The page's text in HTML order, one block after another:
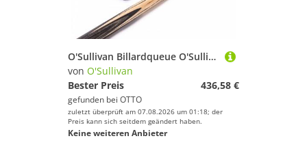
O'Sullivan Billardqueue O'Sullivan Jubilee Snooker Queue inkl. Koffer und Ext., Es liegen keine besonderen Merkmale vor
von O'Sullivan
Bester Preis
436,58 €
gefunden bei OTTO
zuletzt überprüft am 07.08.2026 um 01:18; der
Preis kann sich seitdem geändert haben.
Keine weiteren Anbieter